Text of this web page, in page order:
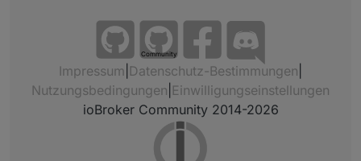
Community
Impressum Datenschutz-Bestimmungen
Nutzungsbedingungen Einwilligungseinstellungen
ioBroker Community 2014-2026